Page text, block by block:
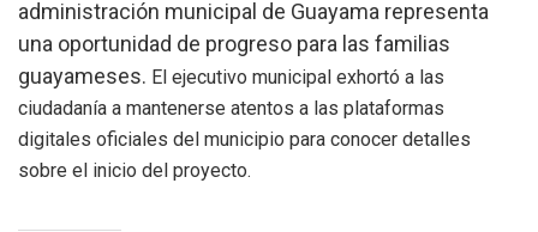
administración municipal de Guayama representa
una oportunidad de progreso para las familias
guayameses. El ejecutivo municipal exhortó a las
ciudadanía a mantenerse atentos a las plataformas
digitales oficiales del municipio para conocer detalles
sobre el inicio del proyecto.